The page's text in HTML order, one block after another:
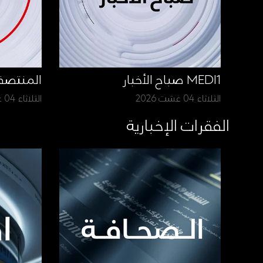
MEDI1 صباح الأخبار
الثلاثاء 04 غشت 2026 الثلاثاء 04 غشت 2026
الفقرات الإخبارية